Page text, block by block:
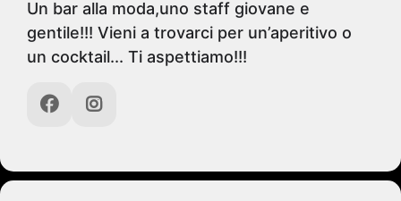
Un bar alla moda,uno staff giovane e
gentile!!! Vieni a trovarci per un’aperitivo o
un cocktail... Ti aspettiamo!!!